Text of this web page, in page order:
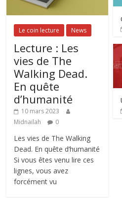
Le coin lecture News
Lecture : Les
vies de The
Walking Dead.
En quête
d’humanité
10 mars 2023
Midnailah
0
Les vies de The Walking
Dead. En quête d’humanité
Si vous êtes venu lire ces
lignes, vous avez
forcément vu